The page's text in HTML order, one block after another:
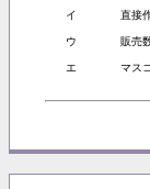
イ 直接
ウ 販売
エ マス